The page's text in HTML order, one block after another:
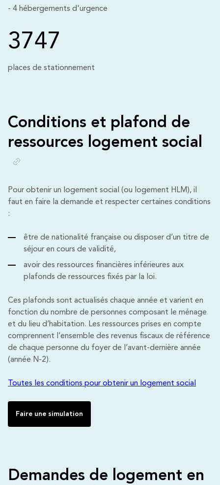
- 4 hébergements d'urgence
3747
places de stationnement
Conditions et plafond de
ressources logement social
Pour obtenir un logement social (ou logement HLM), il
faut en faire la demande et respecter certaines conditions
:
être de nationalité française ou disposer d’un titre de
séjour en cours de validité,
avoir des ressources financières inférieures aux
plafonds de ressources fixés par la loi.
Ces plafonds sont actualisés chaque année et varient en
fonction du nombre de personnes composant le ménage
et du lieu d’habitation. Les ressources prises en compte
comprennent l’ensemble des revenus fiscaux de référence
de chaque personne du foyer de l’avant-dernière année
(année N-2).
Toutes les conditions pour obtenir un logement social
Faire une simulation
Demandes de logement en